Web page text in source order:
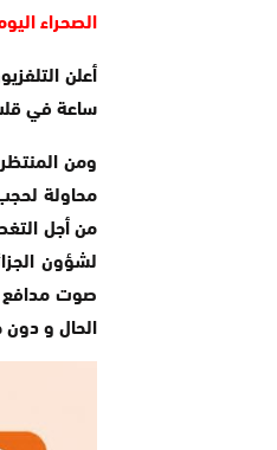
الصحراء
ساعة في قلب
ومن
محاولة
من أجل
لشؤون
صوت مدافع
الحال و